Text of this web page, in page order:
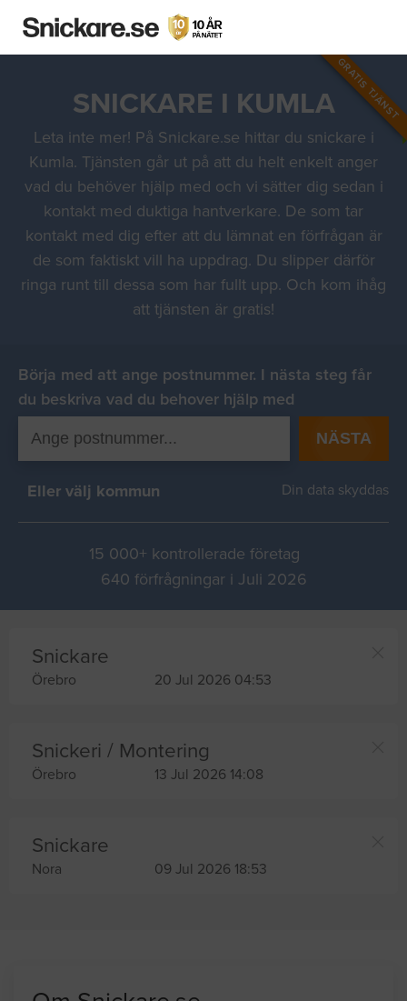
GRATIS TJÄNST
SNICKARE I KUMLA
Leta inte mer! På Snickare.se hittar du snickare i
Kumla. Tjänsten går ut på att du helt enkelt anger
vad du behöver hjälp med och vi sätter dig sedan i
kontakt med duktiga hantverkare. De som tar
kontakt med dig efter att du lämnat en förfrågan är
de som faktiskt vill ha uppdrag. Du slipper därför
ringa runt till dessa som har fullt upp. Och kom ihåg
att tjänsten är gratis!
Börja med att ange postnummer. I nästa steg får
du beskriva vad du behover hjälp med
NÄSTA
Eller välj kommun Din data skyddas
15 000+ kontrollerade företag
640 förfrågningar i Juli 2026
Snickare
Örebro 20 Jul 2026 04:53
Snickeri / Montering
Örebro 13 Jul 2026 14:08
Snickare
Nora 09 Jul 2026 18:53